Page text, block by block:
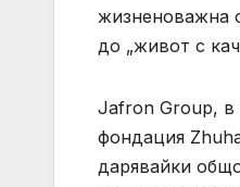
жизненоважна
до „живот с
Jafron Group, в
фондация
дарявайки